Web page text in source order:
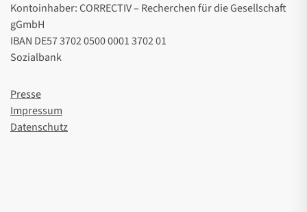
Kontoinhaber: CORRECTIV – Recherchen für die Gesellschaft
gGmbH
IBAN DE57 3702 0500 0001 3702 01
Sozialbank
Presse
Impressum
Datenschutz